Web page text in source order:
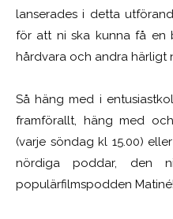
lanserades i detta
för att ni ska kunna få en
hårdvara och andra härligt
Så häng med i
framförallt, häng med
(varje söndag kl 15.00)
nördiga poddar, den
populärfilmspodden